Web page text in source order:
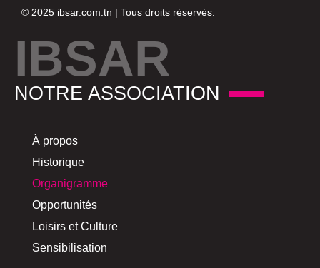
© 2025 ibsar.com.tn | Tous droits réservés.
IBSAR
NOTRE ASSOCIATION
À propos
Historique
Organigramme
Opportunités
Loisirs et Culture
Sensibilisation